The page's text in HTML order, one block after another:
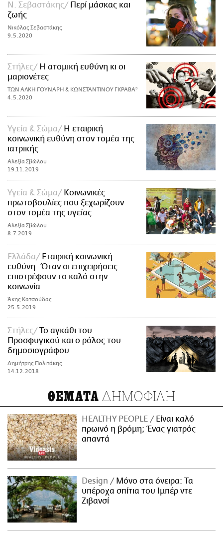
Ν. Σεβαστάκης
Περί μάσκας και
ζωής
Νικόλας Σεβαστάκης
9.5.2020
Στήλες
Η ατομική ευθύνη κι οι
μαριονέτες
ΤΩΝ ΑΛΚΗ ΓΟΥΝΑΡΗ & ΚΩΝΣΤΑΝΤΙΝΟΥ ΓΚΡΑΒΑ*
4.5.2020
Υγεία & Σώμα
Η εταιρική
κοινωνική ευθύνη στον τομέα της
ιατρικής
Αλεξία Σβώλου
19.11.2019
Υγεία & Σώμα
Κοινωνικές
πρωτοβουλίες που ξεχωρίζουν
στον τομέα της υγείας
Αλεξία Σβώλου
8.7.2019
Ελλάδα
Εταιρική κοινωνική
ευθύνη: Όταν οι επιχειρήσεις
επιστρέφουν το καλό στην
κοινωνία
Άκης Κατσούδας
25.5.2019
Στήλες
Το αγκάθι του
Προσφυγικού και ο ρόλος του
δημοσιογράφου
Δημήτρης Πολιτάκης
14.12.2018
ΘΕΜΑΤΑ ΔΗΜΟΦΙΛΗ
HEALTHY PEOPLE
Είναι καλό
πρωινό η βρόμη; Ένας γιατρός
απαντά
Design
Μόνο στα όνειρα: Τα
υπέροχα σπίτια του Ιμπέρ ντε
Ζιβανσί